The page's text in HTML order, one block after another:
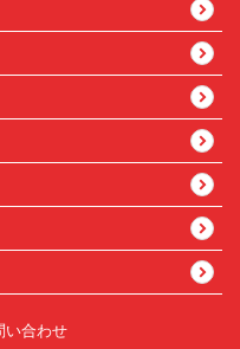
い合わせ